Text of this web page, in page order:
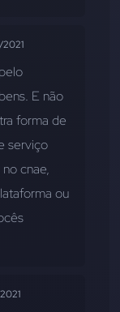
E não
forma de
serviço
cnae,
ou